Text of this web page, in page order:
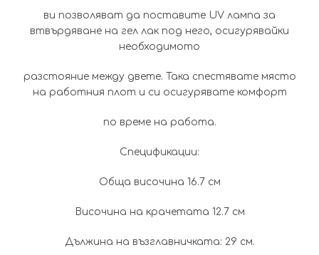
ви позволяват да поставите UV лампа за
втвърдяване на гел лак под него, осигурявайки
необходимото
разстояние между двете. Така спестявате място
на работния плот и си осигурявате комфорт
по време на работа.
Спецификации:
Обща височина 16.7 см
Височина на крачетата 12.7 см
Дължина на възглавничката: 29 см.